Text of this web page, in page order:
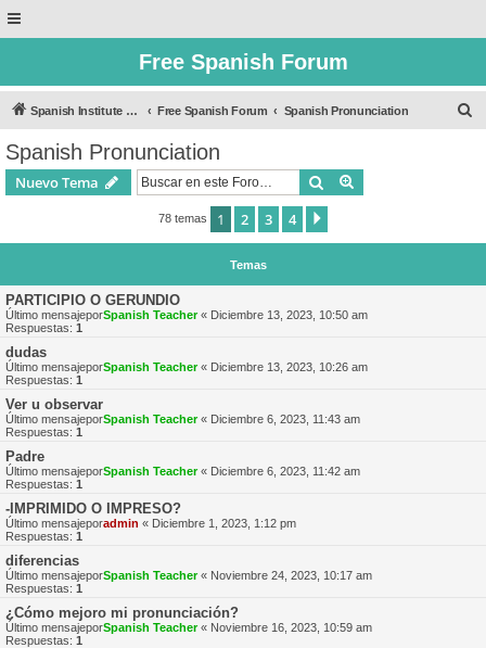
Free Spanish Forum
Spanish Institute of Puebla Free Spanish Forum Spanish Pronunciation
Spanish Pronunciation
Nuevo Tema Buscar
78 temas 1 2 3 4
Temas
PARTICIPIO O GERUNDIO
Último mensajeporSpanish Teacher« Diciembre 13, 2023, 10:50 am
Respuestas: 1
dudas
Último mensajeporSpanish Teacher« Diciembre 13, 2023, 10:26 am
Respuestas: 1
Ver u observar
Último mensajeporSpanish Teacher« Diciembre 6, 2023, 11:43 am
Respuestas: 1
Padre
Último mensajeporSpanish Teacher« Diciembre 6, 2023, 11:42 am
Respuestas: 1
-IMPRIMIDO O IMPRESO?
Último mensajeporadmin « Diciembre 1, 2023, 1:12 pm
Respuestas: 1
diferencias
Último mensajeporSpanish Teacher« Noviembre 24, 2023, 10:17 am
Respuestas: 1
¿Cómo mejoro mi pronunciación?
Último mensajeporSpanish Teacher« Noviembre 16, 2023, 10:59 am
Respuestas: 1